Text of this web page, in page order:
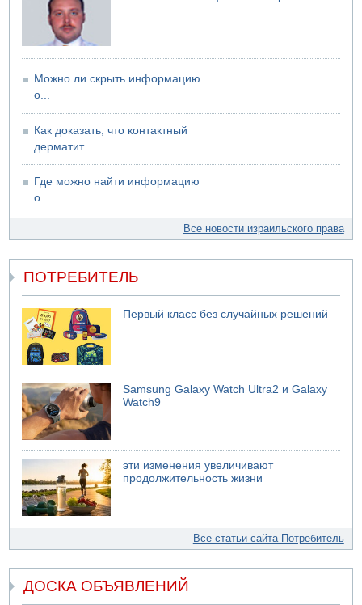
Можно ли скрыть информацию
о...
Как доказать, что контактный
дерматит...
Где можно найти информацию
о...
Все новости израильского права
ПОТРЕБИТЕЛЬ
Первый класс без случайных решений
Samsung Galaxy Watch Ultra2 и Galaxy
Watch9
эти изменения увеличивают
продолжительность жизни
Все статьи сайта Потребитель
ДОСКА ОБЪЯВЛЕНИЙ